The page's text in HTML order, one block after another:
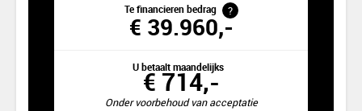
Te financieren bedrag ?
€ 39.960,-
U betaalt maandelijks
€ 714,-
Onder voorbehoud van acceptatie